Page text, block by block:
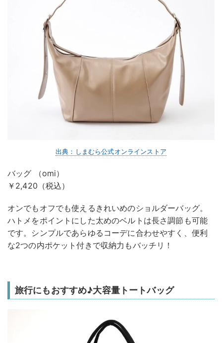
出典：しまむら公式オンラインストア
バッグ （omi）
￥2,420（税込）
オンでもオフでも使えるきれいめのショルダーバッグ。
ハトメをポイントにした太めのベルトは長さ調節も可能
です。シンプルであらゆるコーデに合わせやすく、便利
な2つの内ポケット付きで収納力もバッチリ！
旅行にもおすすめ♪大容量トートバッグ